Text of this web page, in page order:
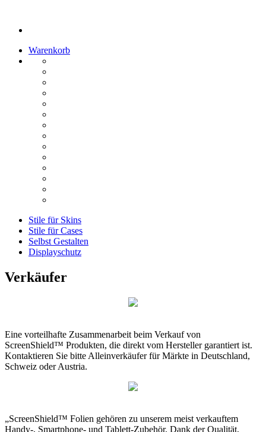
Warenkorb
Stile für Skins
Stile für Cases
Selbst Gestalten
Displayschutz
Verkäufer
Eine vorteilhafte Zusammenarbeit beim Verkauf von
ScreenShield™ Produkten, die direkt vom Hersteller garantiert ist.
Kontaktieren Sie bitte Alleinverkäufer für Märkte in Deutschland,
Schweiz oder Austria.
„ScreenShield™ Folien gehören zu unserem meist verkauftem
Handy-, Smartphone- und Tablett-Zubehör. Dank der Qualität,